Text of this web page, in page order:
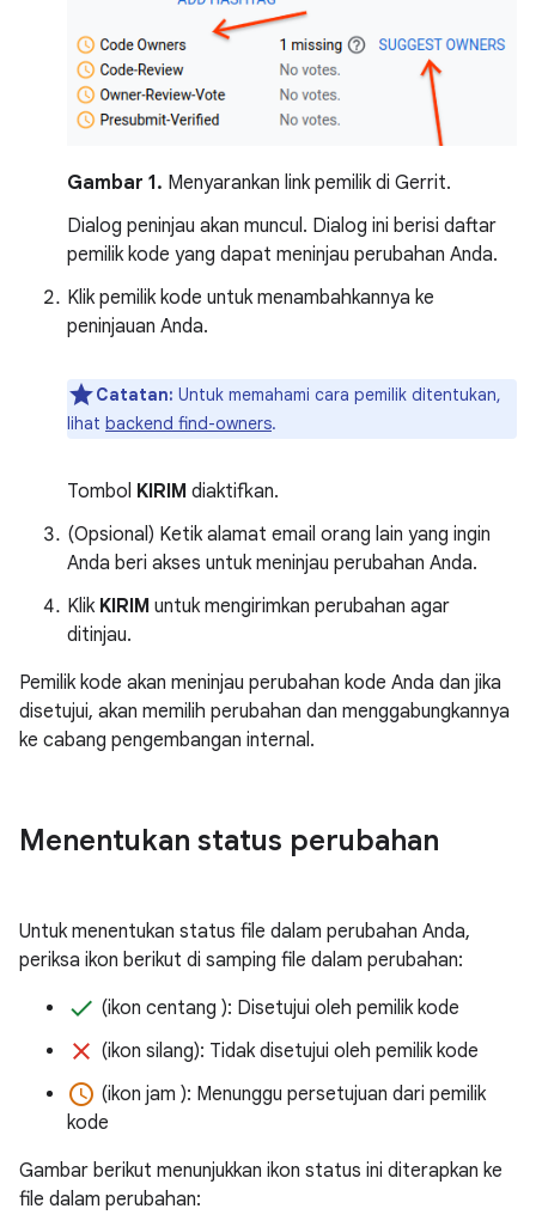
Gambar 1. Menyarankan link pemilik di Gerrit.
Dialog peninjau akan muncul. Dialog ini berisi daftar
pemilik kode yang dapat meninjau perubahan Anda.
Klik pemilik kode untuk menambahkannya ke
peninjauan Anda.
Catatan: Untuk memahami cara pemilik ditentukan,
lihat backend find-owners.
Tombol KIRIM diaktifkan.
(Opsional) Ketik alamat email orang lain yang ingin
Anda beri akses untuk meninjau perubahan Anda.
Klik KIRIM untuk mengirimkan perubahan agar
ditinjau.
Pemilik kode akan meninjau perubahan kode Anda dan jika
disetujui, akan memilih perubahan dan menggabungkannya
ke cabang pengembangan internal.
Menentukan status perubahan
Untuk menentukan status file dalam perubahan Anda,
periksa ikon berikut di samping file dalam perubahan:
done (ikon centang ): Disetujui oleh pemilik kode
clear (ikon silang): Tidak disetujui oleh pemilik kode
access_time (ikon jam ): Menunggu persetujuan dari pemilik
kode
Gambar berikut menunjukkan ikon status ini diterapkan ke
file dalam perubahan: